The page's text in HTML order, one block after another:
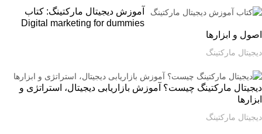
آموزش دیجیتال مارکتینگ: کتاب
Digital marketing for dummies
و ابزارها
مارکتینگ
مارکتینگ چیست؟ آموزش بازاریابی دیجیتال، استراتژی و
مارکتینگ